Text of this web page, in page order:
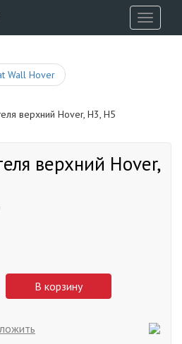
Toggle
Wall Hover
верхний Hover,
В корзину